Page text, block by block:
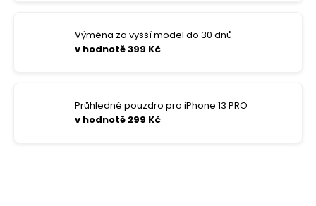
Výměna za vyšší model do 30 dnů
v hodnotě 399 Kč
Průhledné pouzdro pro iPhone 13 PRO
v hodnotě 299 Kč